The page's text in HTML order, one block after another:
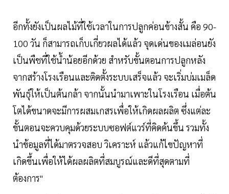
อีกทั้งยังเป็นผลไม้ที่ใช้เวลาในการปลูกค่อนข้างสั้น คือ 90-
100 วัน ก็สามารถเก็บเกี่ยวผลได้แล้ว จุดเด่นของเมล่อนยัง
เป็นพืชที่ใช้น้ำน้อยอีกด้วย สำหรับขั้นตอนการปลูกหลัง
จากสร้างโรงเรือนและติดตั้งระบบเสร็จแล้ว จะเริ่มบ่มเมล็ด
พันธุ์ให้เป็นต้นกล้า จากนั้นนำมาเพาะในโรงเรือน เมื่อต้น
โตได้ขนาดจะมีการผสมเกสรเพื่อให้เกิดผลผลิต ซึ่งแต่ละ
ขั้นตอนจะควบคุมด้วยระบบซอฟต์แวร์ที่คิดค้นขึ้น รวมทั้ง
นำข้อมูลที่ได้มาตรวจสอบ วิเคราะห์ แล้วแก้ไขปัญหาที่
เกิดขึ้นเพื่อให้ได้ผลผลิตที่สมบูรณ์และดีที่สุดตามที่
ต้องการ"